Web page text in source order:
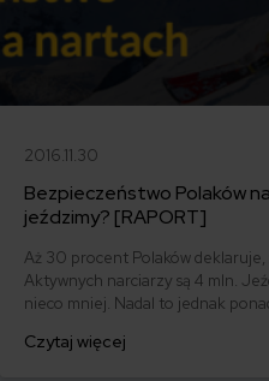
2016.11.30
Bezpieczeństwo Polaków
jeździmy? [RAPORT]
Aż 30 procent Polaków
Aktywnych narciarzy są 4 mln.
nieco mniej. Nadal to jednak
Za granicą kwestia
Czytaj więcej